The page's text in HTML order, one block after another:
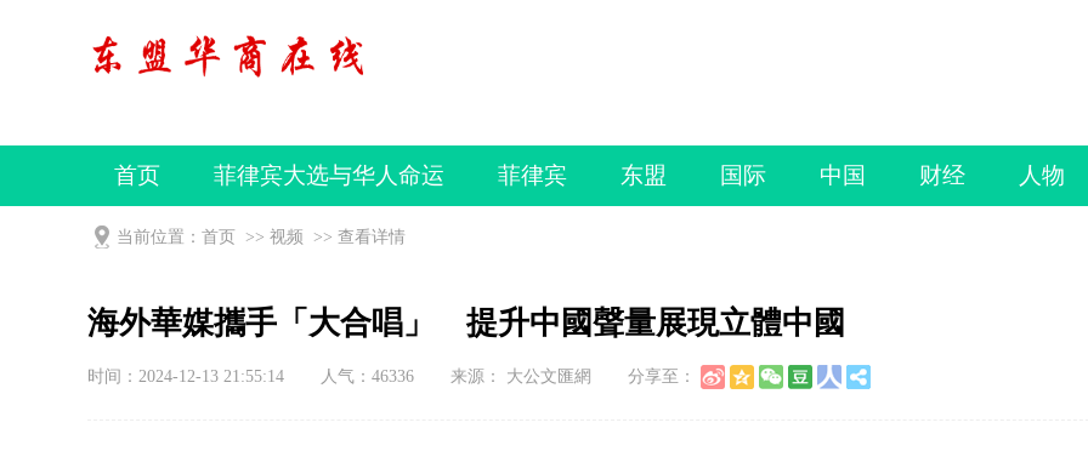
首页 菲律宾大选与华人命运 菲律宾 东盟 国际 中国 财经 人物
视频
当前位置： 首页 >> 视频 >> 查看详情
海外華媒攜手「大合唱」 提升中國聲量展現立體中國
时间：2024-12-13 21:55:14 人气： 46336 来源： 大公文匯網 分享至：